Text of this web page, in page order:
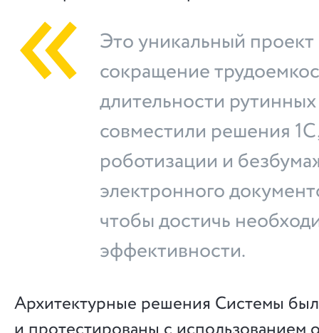
Это уникальный
сокращение
длительности
совместили решения
роботизации и
электронного
чтобы достичь
эффективности.
Архитектурные решения Системы